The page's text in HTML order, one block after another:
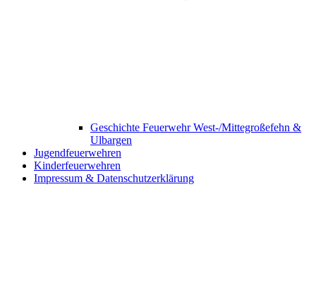
Geschichte Feuerwehr West-/Mittegroßefehn &
Ulbargen
Jugendfeuerwehren
Kinderfeuerwehren
Impressum & Datenschutzerklärung